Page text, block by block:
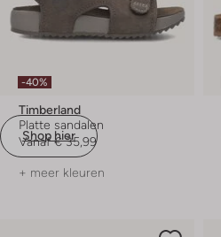
Shop hier
-40%
Timberland
Platte sandalen
Vanaf € 35,99
+ meer kleuren